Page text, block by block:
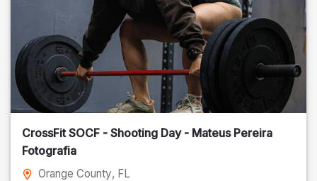
CrossFit SOCF - Shooting Day - Mateus Pereira
Fotografia
Orange County, FL